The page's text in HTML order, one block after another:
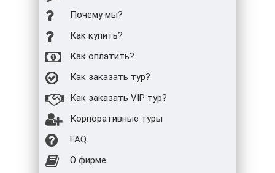
Почему мы?
Как купить?
Как оплатить?
Как заказать тур?
Как заказать VIP тур?
Корпоративные туры
FAQ
О фирме